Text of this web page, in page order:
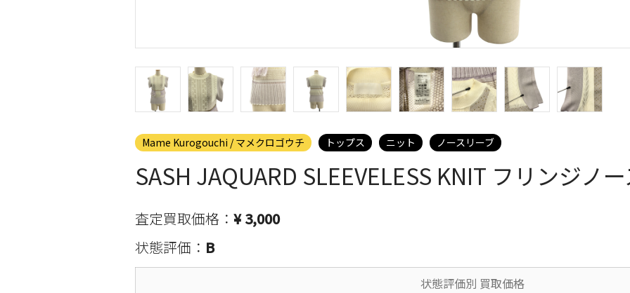
Mame Kurogouchi / マメクロゴウチ トップス ニット ノースリーブ
SASH JAQUARD SLEEVELESS KNIT フリンジノ
査定買取価格： ¥ 3,000
状態評価： B
状態評価別 買取価格